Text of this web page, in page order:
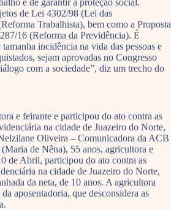
de Lei 4302/98 (Lei das
Trabalhista), bem como a Proposta
16 (Reforma da Previdência). É
incidência na vida das pessoas e
sejam aprovadas no Congresso
com a sociedade”, diz um trecho do
e feirante e participou do ato contra as
na cidade de Juazeiro do Norte,
Oliveira – Comunicadora da ACB
de Nêna), 55 anos, agricultora e
de Abril, participou do ato contra as
na cidade de Juazeiro do Norte,
da neta, de 10 anos. A agricultora
aposentadoria, que desconsidera as